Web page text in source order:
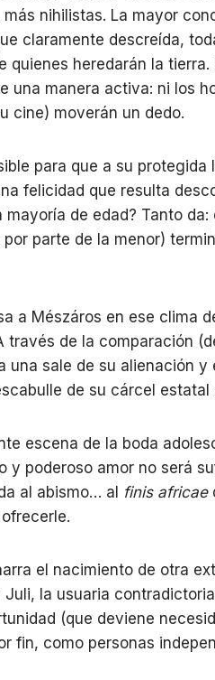
nihilistas. La mayor
claramente descreída,
quienes heredarán la
una manera activa: ni los
cine) moverán un dedo.
para que a su
felicidad que resulta
mayoría de edad? Tanto
parte de la menor)
a Mészáros en ese clima
través de la comparación
una sale de su alienación
de su cárcel
escena de la boda
y poderoso amor no será
al abismo… al finis africae
el nacimiento de otra
la usuaria
(que deviene
fin, como personas